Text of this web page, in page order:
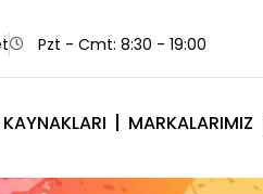
Pzt - Cmt: 8:30 - 19:00
MARKALARIMIZ